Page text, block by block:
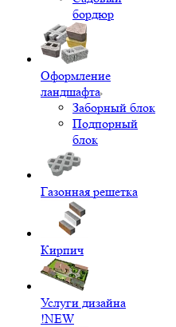
бордюр
Оформление
ландшафта
Заборный блок
Подпорный
блок
Газонная решетка
Кирпич
Услуги дизайна
!NEW